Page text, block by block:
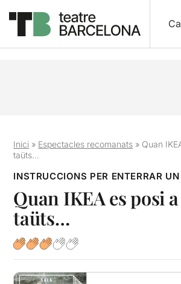
Inici » Espectacles recomanats » Quan
taüts…
INSTRUCCIONS PER ENTERRAR
Quan IKEA es posi
taüts…